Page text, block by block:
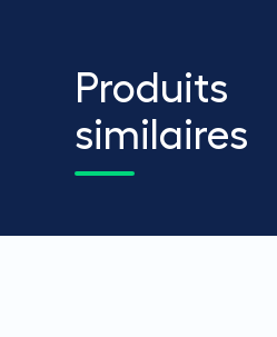
Produits
similaires